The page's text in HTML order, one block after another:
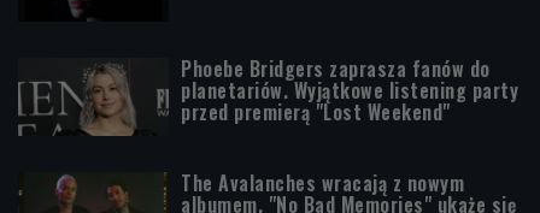
Phoebe Bridgers zaprasza fanów do
planetariów. Wyjątkowe listening party
przed premierą "Lost Weekend"
The Avalanches wracają z nowym
albumem. "No Bad Memories" ukaże się